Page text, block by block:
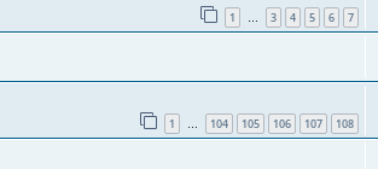
1 … 3 4 5 6 7
1 … 104 105 106 107 108